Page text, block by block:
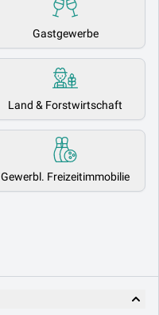
Gastgewerbe
Land & Forstwirtschaft
Gewerbl. Freizeitimmobilie